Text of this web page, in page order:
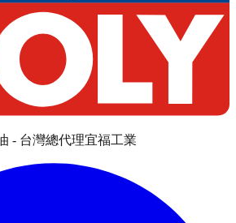
- 台灣總代理宜福工業